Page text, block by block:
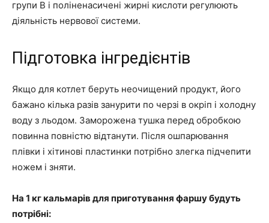
групи В і поліненасичені жирні кислоти регулюють
діяльність нервової системи.
Підготовка інгредієнтів
Якщо для котлет беруть неочищений продукт, його
бажано кілька разів занурити по черзі в окріп і холодну
воду з льодом. Заморожена тушка перед обробкою
повинна повністю відтанути. Після ошпарювання
плівки і хітинові пластинки потрібно злегка підчепити
ножем і зняти.
На 1 кг кальмарів для приготування фаршу будуть
потрібні: